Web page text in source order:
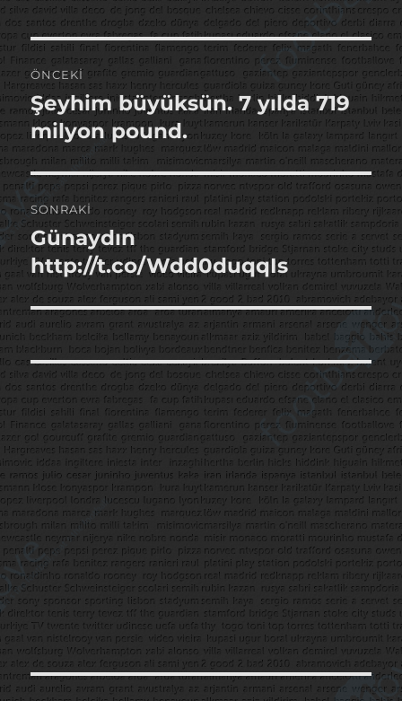
Yazı
gezinmesi
ÖNCEKI
Önceki
yazı:
Şeyhim büyüksün. 7 yılda 719
milyon pound.
SONRAKI
Sonraki
yazı:
Günaydın
http://t.co/Wdd0duqqIs